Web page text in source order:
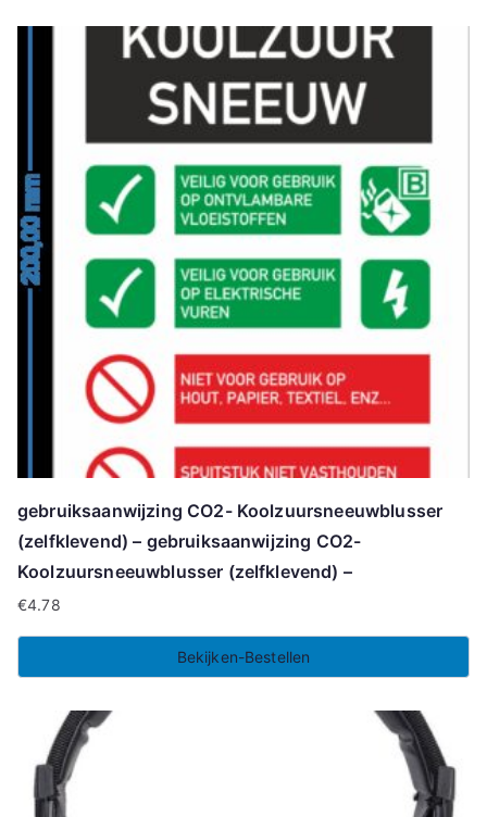
gebruiksaanwijzing CO2- Koolzuursneeuwblusser
(zelfklevend) – gebruiksaanwijzing CO2-
Koolzuursneeuwblusser (zelfklevend) –
€4.78
Bekijken-Bestellen